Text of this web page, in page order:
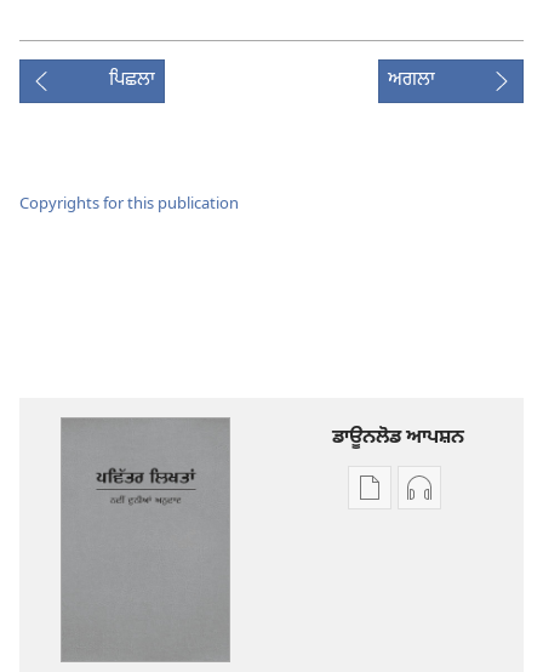
ਪਿਛਲਾ ਅਗਲਾ
Copyrights for this publication
ਡਾਊਨਲੋਡ ਆਪਸ਼ਨ
ਡਿਜੀਟਲਆਡੀਓ